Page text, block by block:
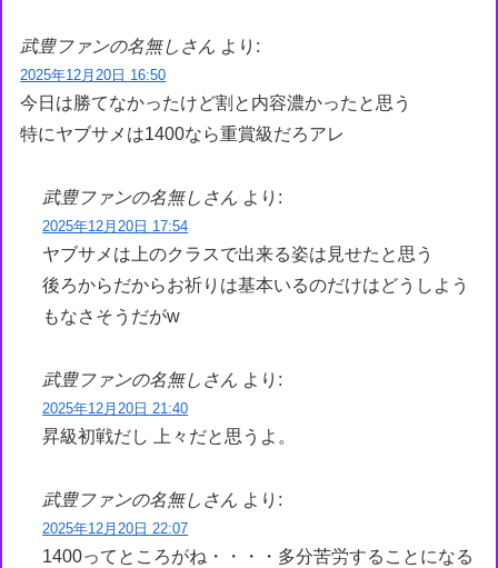
武豊ファンの名無しさん より:
2025年12月20日 16:50
今日は勝てなかったけど割と内容濃かったと思う
特にヤブサメは1400なら重賞級だろアレ
武豊ファンの名無しさん より:
2025年12月20日 17:54
ヤブサメは上のクラスで出来る姿は見せたと思う
後ろからだからお祈りは基本いるのだけはどうしよう
もなさそうだがw
武豊ファンの名無しさん より:
2025年12月20日 21:40
昇級初戦だし 上々だと思うよ。
武豊ファンの名無しさん より:
2025年12月20日 22:07
1400ってところがね・・・・多分苦労することになる